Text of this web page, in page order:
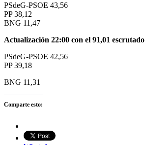
PSdeG-PSOE 43,56
PP 38,12
BNG 11,47
Actualización 22:00 con el 91,01 escrutado
PSdeG-PSOE 42,56
PP 39,18
BNG 11,31
Comparte esto: